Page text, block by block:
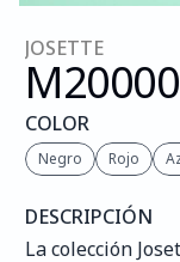
JOSETTE
M200
COLOR
Negro Rojo
DESCRIPCIÓN
La colección